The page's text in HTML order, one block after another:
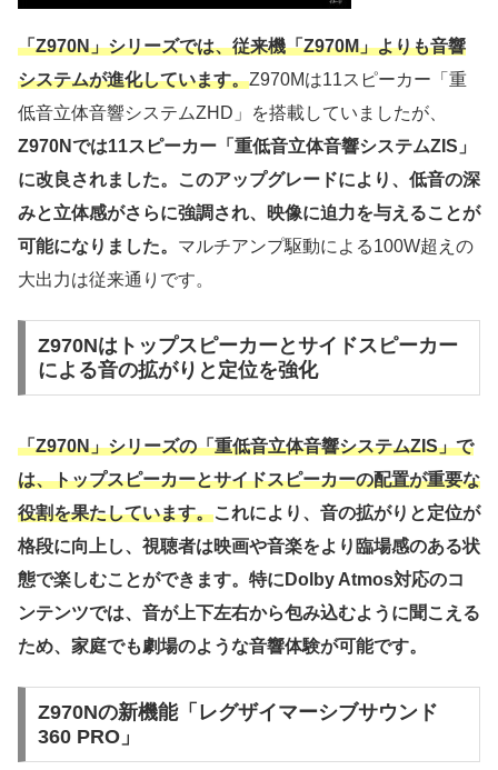
「Z970N」シリーズでは、従来機「Z970M」よりも音響
システムが進化しています。Z970Mは11スピーカー「重
低音立体音響システムZHD」を搭載していましたが、
Z970Nでは11スピーカー「重低音立体音響システムZIS」
に改良されました。このアップグレードにより、低音の深
みと立体感がさらに強調され、映像に迫力を与えることが
可能になりました。 マルチアンプ駆動による100W超えの
大出力は従来通りです。
Z970Nはトップスピーカーとサイドスピーカー
による音の拡がりと定位を強化
「Z970N」シリーズの「重低音立体音響システムZIS」で
は、トップスピーカーとサイドスピーカーの配置が重要な
役割を果たしています。これにより、音の拡がりと定位が
格段に向上し、視聴者は映画や音楽をより臨場感のある状
態で楽しむことができます。特にDolby Atmos対応のコ
ンテンツでは、音が上下左右から包み込むように聞こえる
ため、家庭でも劇場のような音響体験が可能です。
Z970Nの新機能「レグザイマーシブサウンド
360 PRO」